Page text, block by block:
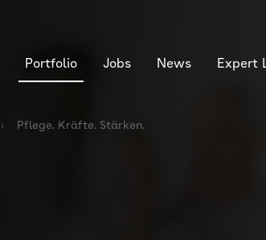
Portfolio Jobs News Expert
Pflege. Kräfte. Stärken.